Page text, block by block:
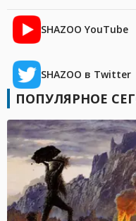
SHAZOO YouTube
SHAZOO в Twitter
ПОПУЛЯРНОЕ